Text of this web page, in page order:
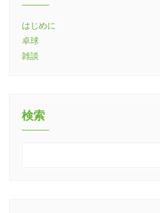
はじめに
卓球
雑談
検索